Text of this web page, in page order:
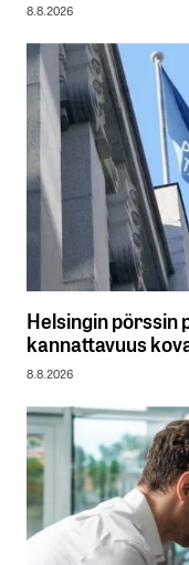
8.8.2026
Helsingin pörssin
kannattavuus
8.8.2026